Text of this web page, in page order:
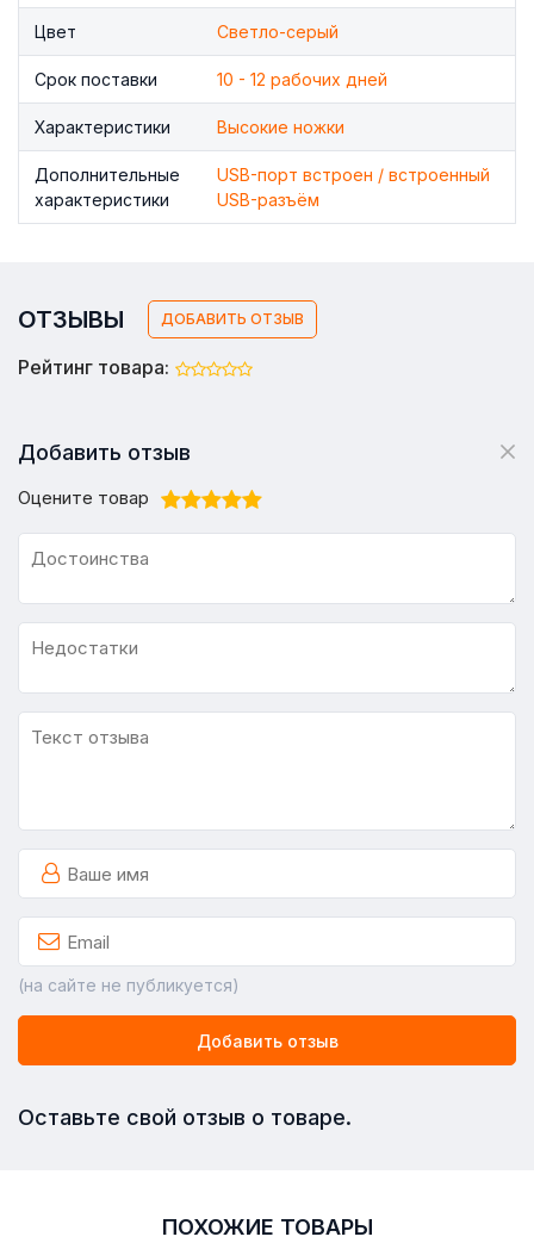
Цвет Светло-серый
Срок поставки 10 - 12 рабочих дней
Характеристики Высокие ножки
Дополнительные
характеристики
USB-порт встроен / встроенный
USB-разъём
ОТЗЫВЫ ДОБАВИТЬ ОТЗЫВ
Рейтинг товара:
Добавить отзыв
Оцените товар
(на сайте не публикуется)
Добавить отзыв
Оставьте свой отзыв о товаре.
ПОХОЖИЕ ТОВАРЫ